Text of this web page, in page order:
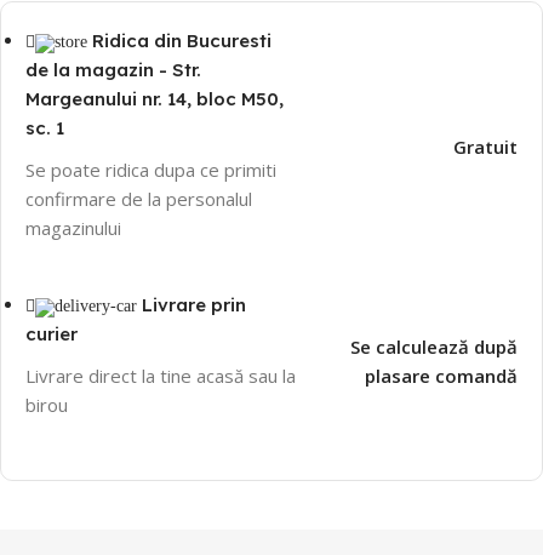
Ridica din Bucuresti
de la magazin - Str.
Margeanului nr. 14, bloc M50,
sc. 1
Se poate ridica dupa ce primiti
confirmare de la personalul
magazinului
Gratuit
Livrare prin
curier
Livrare direct la tine acasă sau la
birou
Se calculează după
plasare comandă